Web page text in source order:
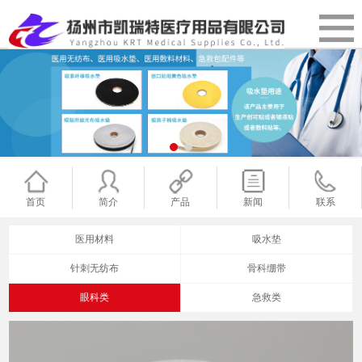
首页 简介 产品 新闻 联系
医用材料 吸水垫
针刺无纺布 骨科绷带
眼科类 急救类